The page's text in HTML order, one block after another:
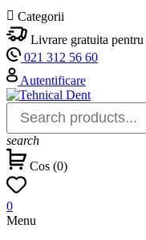
 Categorii
Livrare gratuita
021 312 56 60
Autentificare
search
Cos (0)
0
Menu